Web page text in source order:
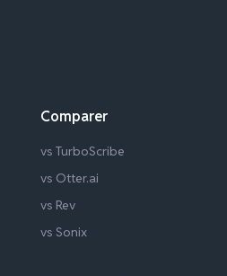
Comparer
vs TurboScribe
vs Otter.ai
vs Rev
vs Sonix